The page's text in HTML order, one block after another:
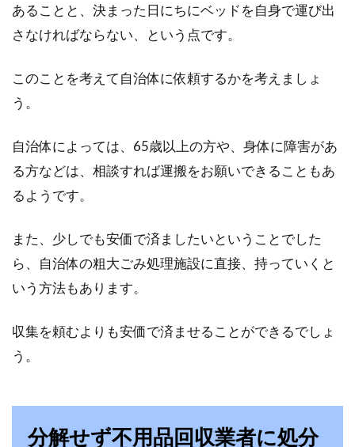
う！その効果や費用とは？
できてしまった…」という方はいませんか？マ
ット...
敷布団の下に使う除湿シートって洗
える？どんな商品がある？
敷布団が湿ってしまう事は多いですよね。そこ
過ごすためのアイデアとは
あることと、決まった日にちにベッドを自身で運び出
さなければならない、という点です。
このことを考えて自治体に依頼するかを考えましょ
う。
自治体によっては、65歳以上の方や、身体に障害があ
る方などは、相談すれば運搬をお願いできることもあ
るようです。
また、少しでも安価で済ましたいということでした
ら、自治体の粗大ごみ処理施設に直接、持っていくと
いう方法もあります。
収集を頼むよりも安価で済ませることができるでしょ
う。
分解せず不用品回収業者に処分